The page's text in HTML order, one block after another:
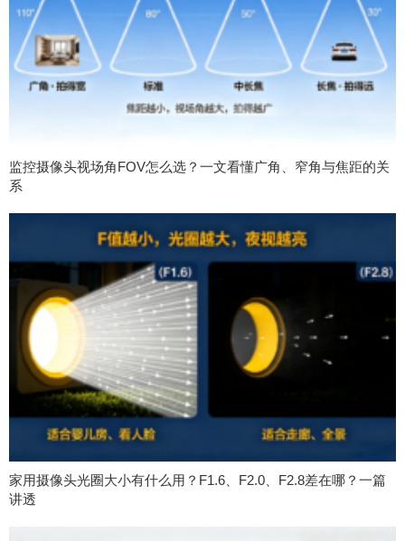
监控摄像头视场角FOV怎么选？一文看懂广角、窄角与焦距的关
系
家用摄像头光圈大小有什么用？F1.6、F2.0、F2.8差在哪？一篇
讲透